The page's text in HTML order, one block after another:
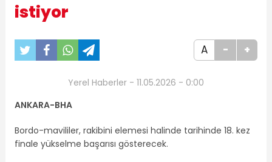
istiyor
A - +
Yerel Haberler - 11.05.2026 - 0:00
ANKARA-BHA
Bordo-mavililer, rakibini elemesi halinde tarihinde 18. kez
finale yükselme başarısı gösterecek.